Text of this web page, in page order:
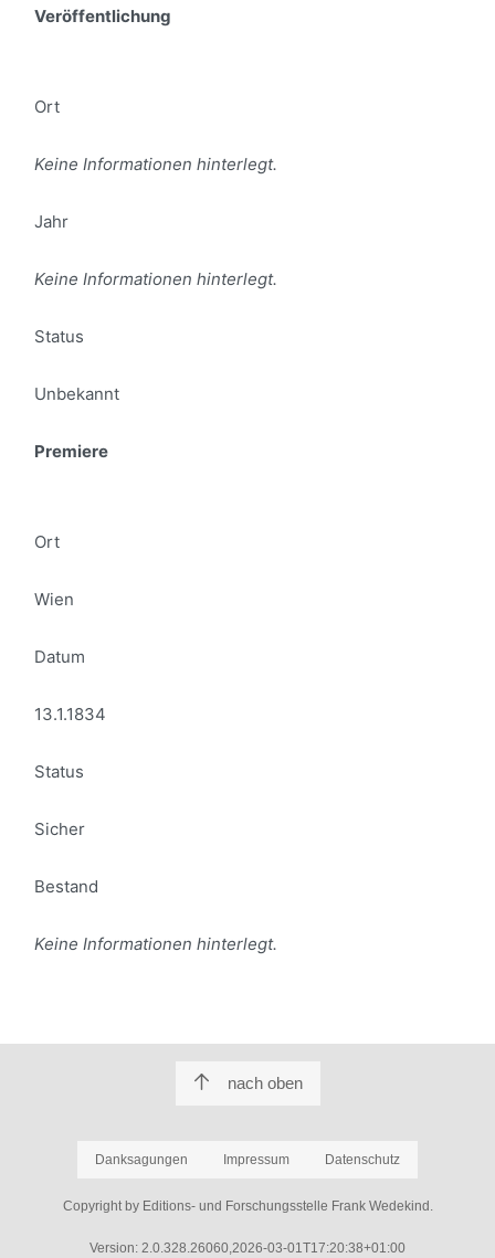
Veröffentlichung
Ort
Keine Informationen hinterlegt.
Jahr
Keine Informationen hinterlegt.
Status
Unbekannt
Premiere
Ort
Wien
Datum
13.1.1834
Status
Sicher
Bestand
Keine Informationen hinterlegt.
nach oben
Danksagungen Impressum Datenschutz
Copyright by Editions- und Forschungsstelle Frank Wedekind.
Version: 2.0.328.26060,2026-03-01T17:20:38+01:00